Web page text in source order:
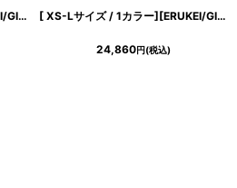
[ XS-Lサイズ / 1カラー][ERUKEI/GINZA COUTURE]アイボリー×ブラック・ノースリーブ・サイドレース・Aライン・フレア・ミニドレス・ワンピース[送料無料] [ XS-Lサイズ / 1カラー][ERUKEI/GINZA COUTURE]フリルカラー・フリルスリーブ・リボン・プリント・シフォン・切替・Aライン・ミディアムドレス・ワンピース[送料無料]
24,860円(税込)